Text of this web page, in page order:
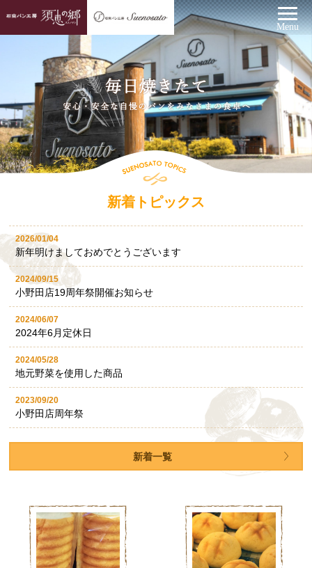
須恵の郷・小野田
須恵の郷・山口店
Menu
毎日焼きたて 安心・安全な自慢のパンをみなさまの食卓へ
新着トピックス
2026/01/04
新年明けましておめでとうございます
2024/09/15
小野田店19周年祭開催お知らせ
2024/06/07
2024年6月定休日
2024/05/28
地元野菜を使用した商品
2023/09/20
小野田店周年祭
新着一覧